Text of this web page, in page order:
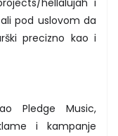
hellalujah i
pod uslovom da
precizno kao i
Pledge Music,
i kampanje